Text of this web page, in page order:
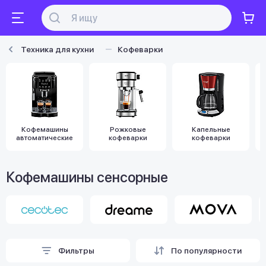
Техника для кухни Кофеварки
Кофемашины
автоматические
Рожковые
кофеварки
Капельные
кофеварки
Кофемашины сенсорные
Фильтры По популярности